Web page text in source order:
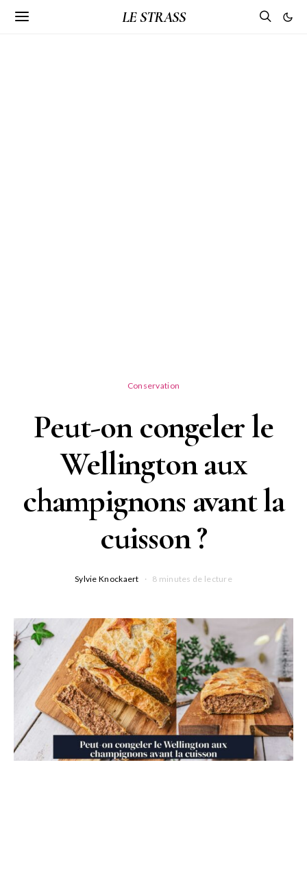
LE STRASS
Conservation
Peut-on congeler le
Wellington aux
champignons avant la
cuisson ?
Sylvie Knockaert 8 minutes de lecture